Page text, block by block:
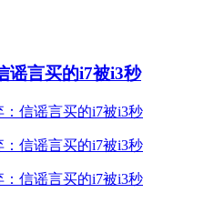
谣言买的i7被i3秒